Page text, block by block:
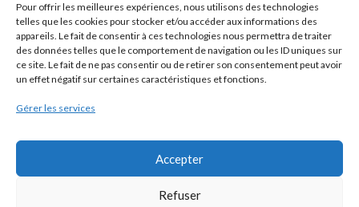
Pour offrir les meilleures expériences, nous utilisons des technologies
telles que les cookies pour stocker et/ou accéder aux informations des
appareils. Le fait de consentir à ces technologies nous permettra de traiter
des données telles que le comportement de navigation ou les ID uniques sur
ce site. Le fait de ne pas consentir ou de retirer son consentement peut avoir
un effet négatif sur certaines caractéristiques et fonctions.
Gérer les services
Accepter
Refuser
Législation Gasoil Fioul GNR
Législation Essence
Législation Adblue
Législation Eau
Législation Lubrifiant
Législation Phytosanitaire